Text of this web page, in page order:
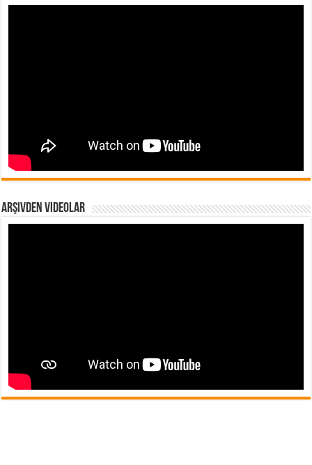
Arşivden Videolar